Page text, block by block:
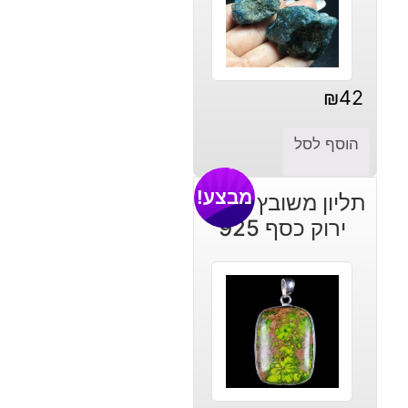
₪42
הוסף לסל
תליון משובץ ג'ספר
ירוק כסף 925
מבצע!